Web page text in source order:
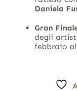
Daniela
Gran
degli
febbraio